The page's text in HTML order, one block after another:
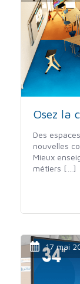
Osez la
Des
nouvelles
Mieux
métiers […]
17 mai